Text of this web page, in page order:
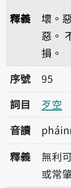
釋義 壞。
惡。
損。
序號95歹空
序號
95
詞目
歹空
音讀
釋義 無利
或常